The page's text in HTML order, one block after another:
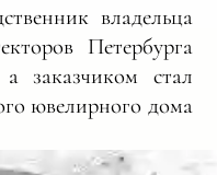
владельца
Петербурга
заказчиком стал
ювелирного дома